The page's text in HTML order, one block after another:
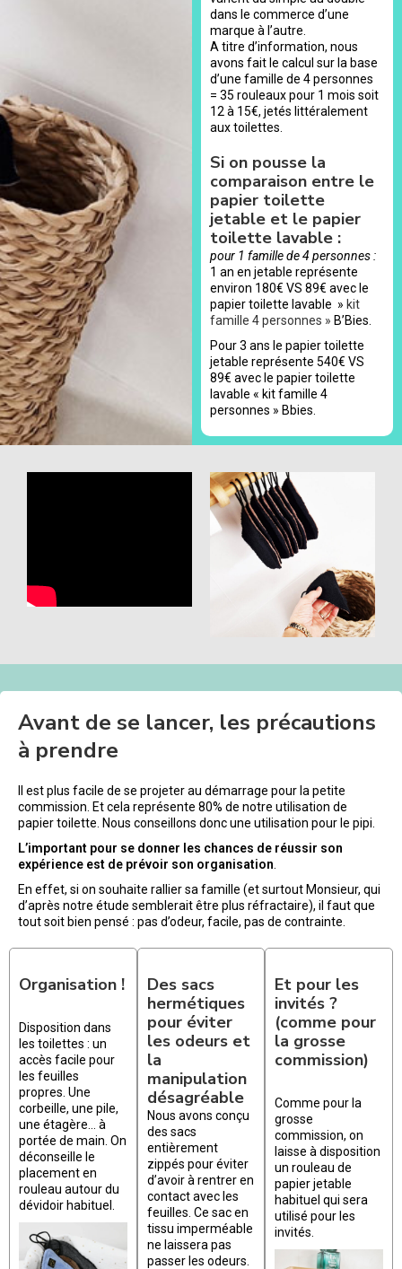
dans le commerce d’une
marque à l’autre.
A titre d’information, nous
avons fait le calcul sur la base
d’une famille de 4 personnes
= 35 rouleaux pour 1 mois soit
12 à 15€, jetés littéralement
aux toilettes.
Si on pousse la
comparaison entre le
papier toilette
jetable et le papier
toilette lavable :
pour 1 famille de 4 personnes :
1 an en jetable représente
environ 180€ VS 89€ avec le
papier toilette lavable » kit
famille 4 personnes » B’Bies.
Pour 3 ans le papier toilette
jetable représente 540€ VS
89€ avec le papier toilette
lavable « kit famille 4
personnes » Bbies.
Avant de se lancer, les précautions
à prendre
Il est plus facile de se projeter au démarrage pour la petite
commission. Et cela représente 80% de notre utilisation de
papier toilette. Nous conseillons donc une utilisation pour le pipi.
L’important pour se donner les chances de réussir son
expérience est de prévoir son organisation
En effet, si on souhaite rallier sa famille (et surtout Monsieur, qui
d’après notre étude semblerait être plus réfractaire), il faut que
tout soit bien pensé : pas d’odeur, facile, pas de contrainte.
Organisation !
Disposition dans
les toilettes : un
accès facile pour
les feuilles
propres. Une
corbeille, une pile,
une étagère… à
portée de main. On
déconseille le
placement en
rouleau autour du
dévidoir habituel.
Des sacs
hermétiques
pour éviter
les odeurs et
la
manipulation
désagréable
Nous avons conçu
des sacs
entièrement
zippés pour éviter
d’avoir à rentrer en
contact avec les
feuilles. Ce sac en
tissu imperméable
ne laissera pas
passer les odeurs.
Et pour les
invités ?
(comme pour
la grosse
commission)
Comme pour la
grosse
commission, on
laisse à disposition
un rouleau de
papier jetable
habituel qui sera
utilisé pour les
invités.